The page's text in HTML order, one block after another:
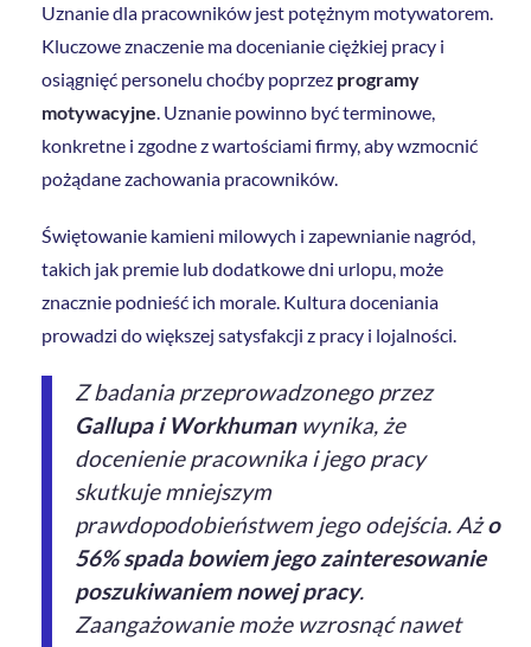
Uznanie dla pracowników jest potężnym motywatorem.
Kluczowe znaczenie ma docenianie ciężkiej pracy i
osiągnięć personelu choćby poprzez programy
motywacyjne. Uznanie powinno być terminowe,
konkretne i zgodne z wartościami firmy, aby wzmocnić
pożądane zachowania pracowników.
Świętowanie kamieni milowych i zapewnianie nagród,
takich jak premie lub dodatkowe dni urlopu, może
znacznie podnieść ich morale. Kultura doceniania
prowadzi do większej satysfakcji z pracy i lojalności.
Z badania przeprowadzonego przez
Gallupa i Workhumanwynika, że
docenienie pracownika i jego pracy
skutkuje mniejszym
prawdopodobieństwem jego odejścia. Ażo
56% spada bowiem jego zainteresowanie
poszukiwaniem nowej pracy.
Zaangażowanie może wzrosnąć nawet